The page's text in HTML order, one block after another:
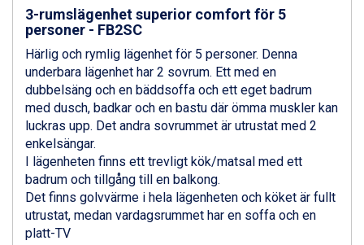
Livigno från 5.595 kr.
Ponte di Legno från 7.395 kr.
Bad Gastein från 6.295 kr.
Sauze dOulx från 6.145 kr.
Alleghe från 8.545 kr.
Arabba från 11.045 kr.
La Thuile från 7.045 kr.
Cervinia från 8.245 kr.
Passo Tonale från 5.895 kr.
Bad Hofgastein från 8.595 kr.
Saalbach från 9.445 kr.
Sölden från 12.995 kr.
Champoluc från 5.945 kr.
3-rumslägenhet superior comfort för 5
personer - FB2SC
Härlig och rymlig lägenhet för 5 personer. Denna
underbara lägenhet har 2 sovrum. Ett med en
dubbelsäng och en bäddsoffa och ett eget badrum
med dusch, badkar och en bastu där ömma muskler kan
luckras upp. Det andra sovrummet är utrustat med 2
enkelsängar.
I lägenheten finns ett trevligt kök/matsal med ett
badrum och tillgång till en balkong.
Det finns golvvärme i hela lägenheten och köket är fullt
utrustat, medan vardagsrummet har en soffa och en
platt-TV